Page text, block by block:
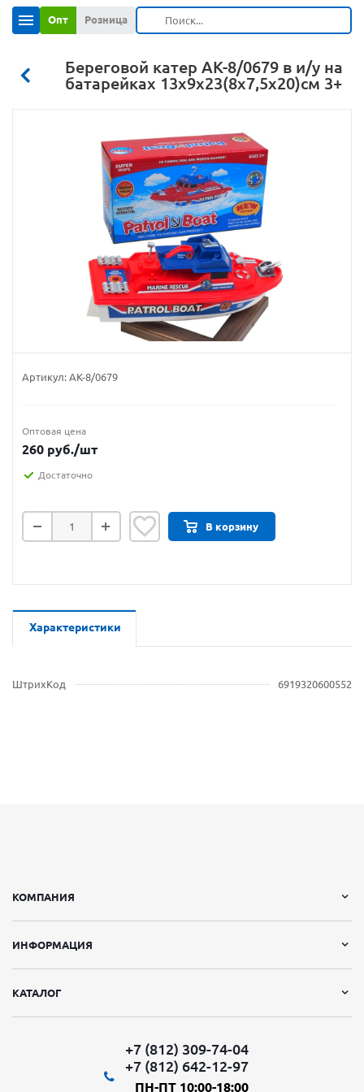
Опт Розница
Береговой катер АК-8/0679 в и/у на
батарейках 13х9х23(8х7,5х20)см 3+
Артикул: АК-8/0679
Оптовая цена
260 руб./шт
Достаточно
В корзину
Характеристики
ШтрихКод 6919320600552
КОМПАНИЯ
ИНФОРМАЦИЯ
КАТАЛОГ
+7 (812) 309-74-04
+7 (812) 642-12-97
ПН-ПТ 10:00-18:00